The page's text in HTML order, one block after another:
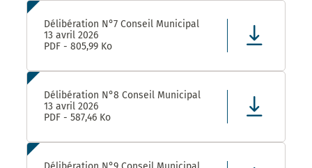
Délibération N°7 Conseil Municipal
13 avril 2026
PDF - 805,99 Ko
Délibération N°8 Conseil Municipal
13 avril 2026
PDF - 587,46 Ko